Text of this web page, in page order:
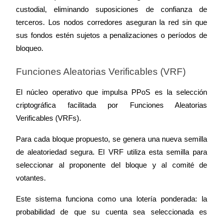
Share 500000 CASHCAT prize pool
Precious Metals Trading Carnival
Trade Gold & Silver · 33,333 USDT Bonus
USDT Flexible Staking | Daily Rewards
custodial, eliminando suposiciones de confianza de
terceros. Los nodos corredores aseguran la red sin que
sus fondos estén sujetos a penalizaciones o períodos de
bloqueo.
Funciones Aleatorias Verificables (VRF)
El núcleo operativo que impulsa PPoS es la selección
criptográfica facilitada por Funciones Aleatorias
Verificables (VRFs).
Para cada bloque propuesto, se genera una nueva semilla
de aleatoriedad segura. El VRF utiliza esta semilla para
seleccionar al proponente del bloque y al comité de
votantes.
Este sistema funciona como una lotería ponderada: la
probabilidad de que su cuenta sea seleccionada es